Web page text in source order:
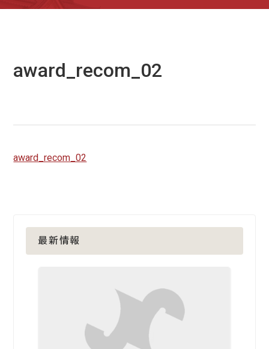
award_recom_02
award_recom_02
最新情報